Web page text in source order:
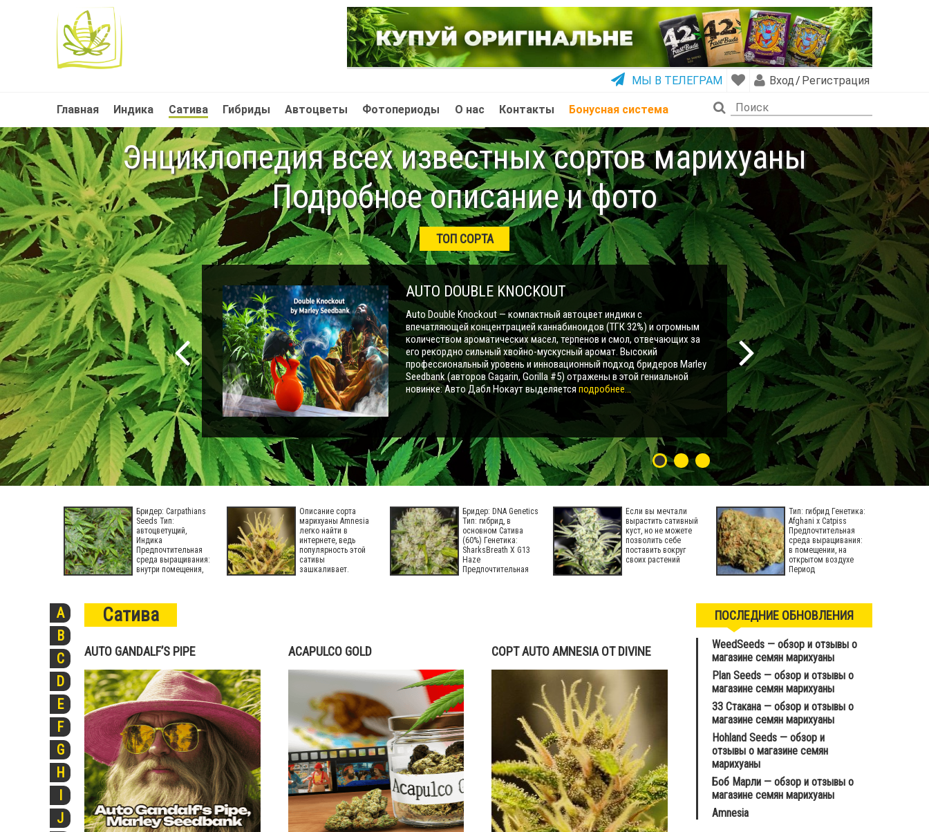
МЫ В ТЕЛЕГРАМ Вход/ Регистрация
Главная Индика Сатива Гибриды Автоцветы Фотопериоды О нас Контакты Бонусная система
Энциклопедия всех известных сортов марихуаны
Подробное описание и фото
ТОП СОРТА
AUTO DOUBLE KNOCKOUT
Auto Double Knockout — компактный автоцвет индики с
впечатляющей концентрацией каннабиноидов (ТГК 32%) и огромным
количеством ароматических масел, терпенов и смол, отвечающих за
его рекордно сильный хвойно-мускусный аромат. Высокий
профессиональный уровень и инновационный подход бридеров Marley
Seedbank (авторов Gagarin, Gorilla #5) отражены в этой гениальной
новинке: Авто Дабл Нокаут выделяется подробнее...
Бридер: Carpathians
Seeds Тип:
автоцветущий,
Индика
Предпочтительная
среда выращивания:
внутри помещения,
Описание сорта
марихуаны Amnesia
легко найти в
интернете, ведь
популярность этой
сативы
зашкаливает.
Бридер: DNA Genetics
Тип: гибрид, в
основном Сатива
(60%) Генетика:
SharksBreath X G13
Haze
Предпочтительная
Если вы мечтали
вырастить сативный
куст, но не можете
позволить себе
поставить вокруг
своих растений
Тип: гибрид Генетика:
Afghani x Catpiss
Предпочтительная
среда выращивания:
в помещении, на
открытом воздухе
Период
A
B
C
D
E
F
G
H
I
J
Сатива
AUTO GANDALF’S PIPE ACAPULCO GOLD
СОРТ AUTO AMNESIA ОТ DIVINE
ПОСЛЕДНИЕ ОБНОВЛЕНИЯ
WeedSeeds — обзор и отзывы о
магазине семян марихуаны
Plan Seeds — обзор и отзывы о
магазине семян марихуаны
33 Стакана — обзор и отзывы о
магазине семян марихуаны
Hohland Seeds — обзор и
отзывы о магазине семян
марихуаны
Боб Марли — обзор и отзывы о
магазине семян марихуаны
Amnesia